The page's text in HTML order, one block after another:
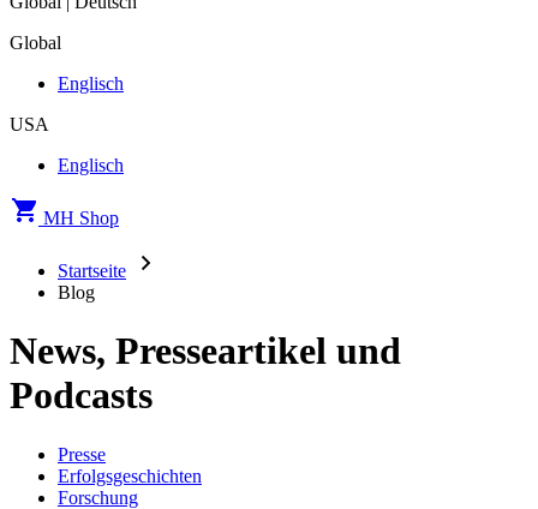
Global
Englisch
USA
Englisch
MH Shop
Startseite
Blog
News, Presseartikel und
Podcasts
Presse
Erfolgsgeschichten
Forschung